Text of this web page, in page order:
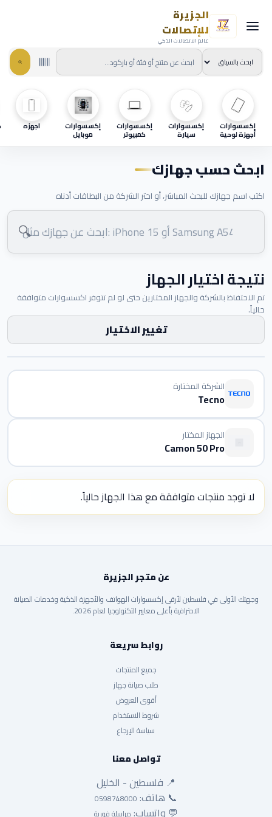
الجزيرة
للإتصالات
عالم الاتصالات الذكي
إكسسوارات
أجهزة لوحية
إكسسوارات
سيارة
إكسسوارات
كمبيوتر
إكسسوارات
موبايل
اجهزه
ابحث حسب جهازك
اكتب اسم جهازك للبحث المباشر، أو اختر الشركة من البطاقات أدناه
🔍
نتيجة اختيار الجهاز
تم الاحتفاظ بالشركة والجهاز المختارين حتى لو لم تتوفر اكسسوارات متوافقة
حالياً.
تغيير الاختيار
الشركة المختارة
Tecno
الجهاز المختار
Camon 50 Pro
لا توجد منتجات متوافقة مع هذا الجهاز حالياً.
عن متجر الجزيرة
وجهتك الأولى في فلسطين لأرقى إكسسوارات الهواتف والأجهزة الذكية وخدمات الصيانة
الاحترافية بأعلى معايير التكنولوجيا لعام 2026.
روابط سريعة
جميع المنتجات
طلب صيانة جهاز
أقوى العروض
شروط الاستخدام
سياسة الإرجاع
تواصل معنا
📍 فلسطين - الخليل
📞 هاتف: 0598748000
💬 واتساب: مراسلة فورية